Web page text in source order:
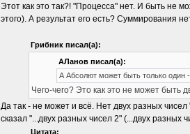
Этот как это так?! "Процесса" нет. И быть не
этого). А результат его есть? Суммирования
Грибник писал(а):
АЛанов писал(а):
А Абсолют может быть только один
Чего-чего? Это как это не может быть
Да так - не может и всё. Нет двух разных
сказал "...двух разных чисел 2" (...двух
Цитата: